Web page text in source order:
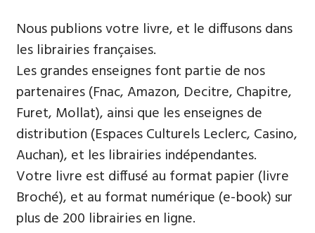
Nous publions votre livre, et le diffusons dans
les librairies françaises​.
Les grandes enseignes font partie de nos
partenaires (Fnac, Amazon, Decitre, Chapitre,
Furet, Mollat), ainsi que les enseignes de
distribution (Espaces Culturels Leclerc, Casino,
Auchan), et les librairies indépendantes.
Votre livre est diffusé au format papier (livre
Broché), et au format numérique (e-book) sur
plus de 200 librairies en ligne.